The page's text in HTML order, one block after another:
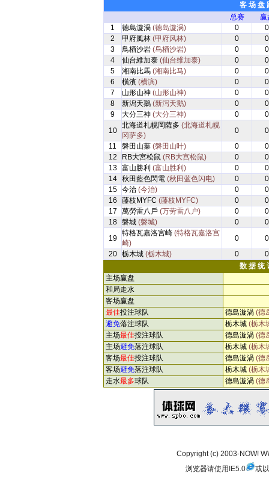
客 场 盘
总赛
赢
1
德島漩渦 (德岛漩涡) 0
0
2
甲府風林 (甲府风林) 0
0
3
鳥栖沙岩 (鸟栖沙岩) 0
0
4
仙台維加泰 (仙台维加泰) 0
0
5
湘南比馬 (湘南比马) 0
0
6
橫濱 (横滨) 0
0
7
山形山神 (山形山神) 0
0
8
新潟天鵝 (新泻天鹅) 0
0
9
大分三神 (大分三神) 0
0
10
北海道札幌岡薩多 (北海道札幌
冈萨多)
0
0
11
磐田山葉 (磐田山叶) 0
0
12
RB大宮松鼠 (RB大宫松鼠) 0
0
13
富山勝利 (富山胜利) 0
0
14
秋田藍色閃電 (秋田蓝色闪电) 0
0
15
今治 (今治) 0
0
16
藤枝MYFC (藤枝MYFC) 0
0
17
萬勞雷八戶 (万劳雷八户) 0
0
18
磐城 (磐城) 0
0
19
特格瓦嘉洛宮崎 (特格瓦嘉洛宫
崎)
0
0
20
栃木城 (栃木城) 0
0
数 据 统
主场赢盘
和局走水
客场赢盘
最佳投注球队 德島漩渦 (德
避免落注球队 栃木城 (栃木
主场最佳投注球队 德島漩渦 (德
主场避免落注球队 栃木城 (栃木
客场最佳投注球队 德島漩渦 (德
客场避免落注球队 栃木城 (栃木
走水最多球队 德島漩渦 (德
Copyright (c) 2003-NOW!
浏览器请使用 IE5.0 或